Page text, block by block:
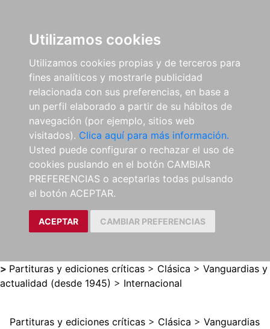
Utilizamos cookies
Utilizamos cookies propias y de terceros para
fines analíticos y mostrarle publicidad
relacionada con sus preferencias, en base a
un perfil elaborado a partir de su hábitos de
navegación (por ejemplo, sitios web
visitados). Clica aquí para más información.
Usted puede configurar o rechazar el uso de
cookies puslando en el botón CAMBIAR
PREFERENCIAS o aceptarlas todas pulsando
el botón ACEPTAR.
ACEPTAR CAMBIAR PREFERENCIAS
> Partituras y ediciones críticas > Clásica > Vanguardias y
actualidad (desde 1945) > Internacional
Partituras y ediciones críticas > Clásica > Vanguardias